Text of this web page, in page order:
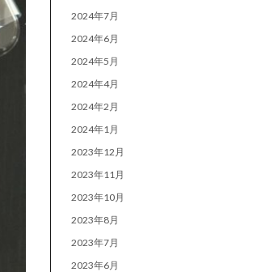
2024年7月
2024年6月
2024年5月
2024年4月
2024年2月
2024年1月
2023年12月
2023年11月
2023年10月
2023年8月
2023年7月
2023年6月